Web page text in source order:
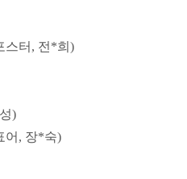
스터, 전*희)
)
어, 장*숙)